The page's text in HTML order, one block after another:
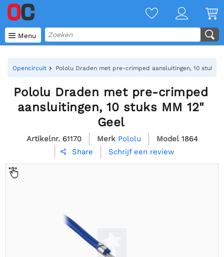
 Menu
Opencircuit Pololu Draden met pre-crimped aansluitingen, 10 stuks
Pololu Draden met pre-crimped
aansluitingen, 10 stuks MM 12"
Geel
Artikelnr. 61170 Merk Pololu Model 1864
 Share Schrijf een review